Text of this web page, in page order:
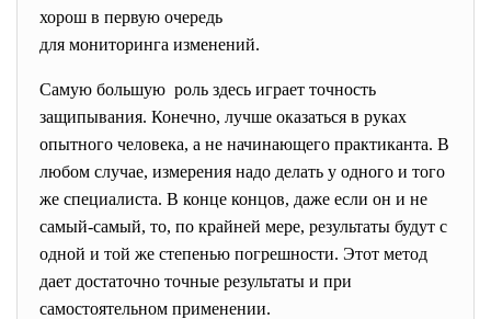
хорош в первую очередь
для мониторинга изменений.
Самую большую роль здесь играет точность
защипывания. Конечно, лучше оказаться в руках
опытного человека, а не начинающего практиканта. В
любом случае, измерения надо делать у одного и того
же специалиста. В конце концов, даже если он и не
самый-самый, то, по крайней мере, результаты будут с
одной и той же степенью погрешности. Этот метод
дает достаточно точные результаты и при
самостоятельном применении.